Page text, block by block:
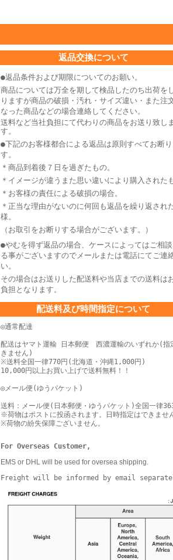
返品交換について
●返品条件および期限についてのお願い。
商品については万全を期して検品したのち出荷を
りますが商品の破損・汚れ・サイズ違い・また注
なった商品などの場合連絡してください。
送料など当社負担にて代わりの商品をお送り致しま
す。
●下記のお客様都合による返品は原則すべてお断り
す。
＊商品到着後７日を過ぎたもの。
＊イメージが違うまた思い違いにより購入された
＊お客様の責任による破損の場合。
＊正当な理由がないのに何回も返品を繰り返され
様。
（お取引をお断りする場合がございます。）
●やむを得ず返品の場合、ケースによってはご相
る事がございますのでメールまたは電話にてご連
い。
その場合はお送りした配送料や当店までの送料は
負担となります。
配送料及び時間指定について
◎通常配達
配送はヤマト運輸 日本郵便 西濃運輸のいずれか(指
きません)
※送料全国一律770円(北海道・沖縄1,000円)
10,000円以上お買い上げで送料無料！！
◎メール便(ゆうパケット)
送料：メール便(日本郵便・ゆうパケット)全国一律
※荷物はポストに投函されます。日時指定はできませ
※荷物の紛失保障ございません。
For Overseas Customer,
EMS or DHL will be used for oversea shipping.
Freight will be informed by email